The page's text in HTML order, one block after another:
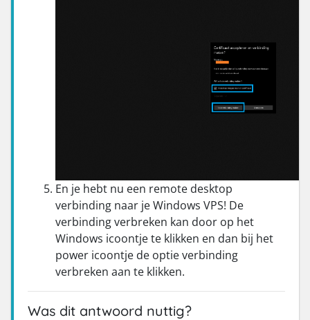
En je hebt nu een remote desktop
verbinding naar je Windows VPS! De
verbinding verbreken kan door op het
Windows icoontje te klikken en dan bij het
power icoontje de optie verbinding
verbreken aan te klikken.
Was dit antwoord nuttig?